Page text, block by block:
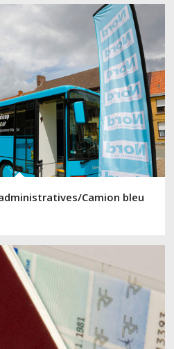
Camion bleu